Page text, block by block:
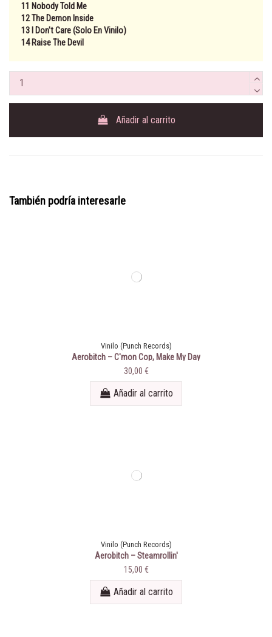
11 Nobody Told Me
12 The Demon Inside
13 I Don't Care (Solo En Vinilo)
14 Raise The Devil
Añadir al carrito
También podría interesarle
Vinilo (Punch Records)
Aerobitch ‎– C'mon Cop, Make My Day
30,00 €
Añadir al carrito
Vinilo (Punch Records)
Aerobitch ‎– Steamrollin'
15,00 €
Añadir al carrito